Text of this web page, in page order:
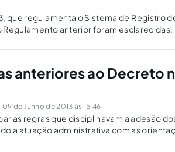
que regulamenta o Sistema de Registro
Regulamento anterior foram esclarecidas.
anteriores ao Decreto
de Junho de 2013 às 15:46
as regras que disciplinavam a adesão
a atuação administrativa com as